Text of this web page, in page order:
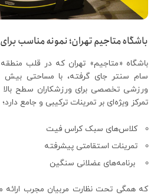
باشگاه متاجیم تهران؛ نمونه مناسب
باشگاه «متاجیم» تهران که در قلب
ورزشی تخصصی برای ورزشکاران سطح
تمرکز ویژه‌ای بر تمرینات ترکیبی و جامع
کلاس‌های سبک کراس فیت
تمرینات استقامتی پیشرفته
برنامه‌های عضلانی سنگین
که همگی تحت نظارت مربیان مجرب ارائه